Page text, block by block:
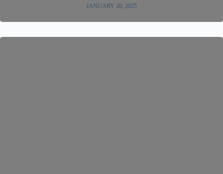
JANUARY 20, 2025